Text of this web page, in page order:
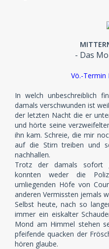
- Das
Vö.-Termin
In welch unbeschreiblich
damals verschwunden ist
der letzten Nacht die er
und hörte seine
ihn kam. Schreie, die mir
auf die Stirn treiben und
nachhallen.
Trotz der damals sofort
konnten weder die
umliegenden Höfe von
anderen Vermissten jemals
Selbst heute, nach so
immer ein eiskalter
Mond am Himmel stehen
pfeifende quacken der
hören glaube.